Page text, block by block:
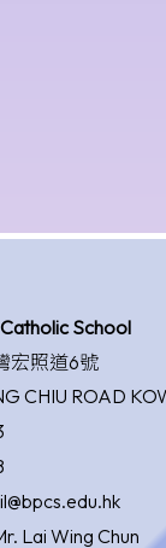
School
宏照道6號
CHIU ROAD
Lai Wing Chun